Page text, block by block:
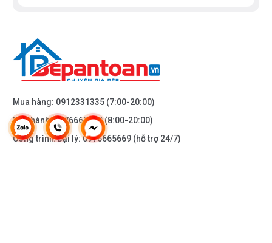
Mua hàng: 0912331335 (7:00-20:00)
Bảo hành:0976665669(8:00-20:00)
Công trình/Đại lý:0976665669 (hỗ trợ 24/7)